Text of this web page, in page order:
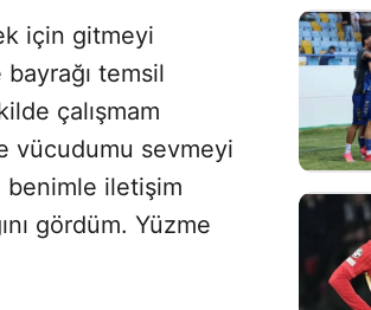
için gitmeyi
temsil
çalışmam
vücudumu sevmeyi
benimle iletişim
gördüm. Yüzme